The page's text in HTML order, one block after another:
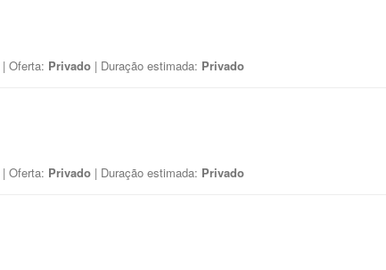
| Oferta: Privado | Duração estimada: Privado
| Oferta: Privado | Duração estimada: Privado